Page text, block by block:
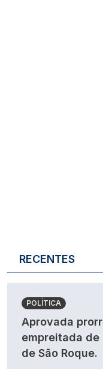
RECENTES
POLÍTICA
Aprovada
empreitada de
de São Roque.